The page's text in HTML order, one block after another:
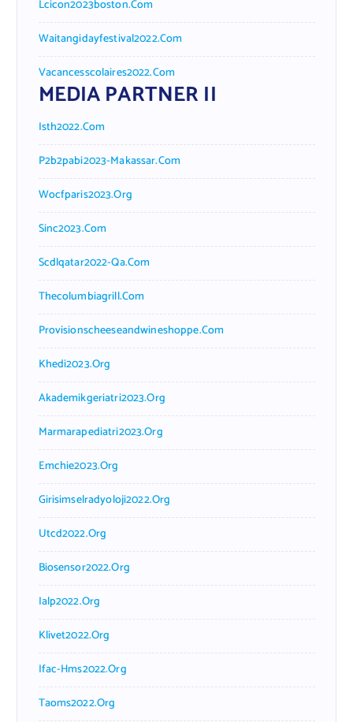
Lcicon2023boston.com
Waitangidayfestival2022.com
Vacancesscolaires2022.com
MEDIA PARTNER II
Isth2022.com
P2b2pabi2023-Makassar.com
Wocfparis2023.org
Sinc2023.com
Scdlqatar2022-Qa.com
Thecolumbiagrill.com
Provisionscheeseandwineshoppe.com
Khedi2023.org
Akademikgeriatri2023.org
Marmarapediatri2023.org
Emchie2023.org
Girisimselradyoloji2022.org
Utcd2022.org
Biosensor2022.org
Ialp2022.org
Klivet2022.org
Ifac-Hms2022.org
Taoms2022.org